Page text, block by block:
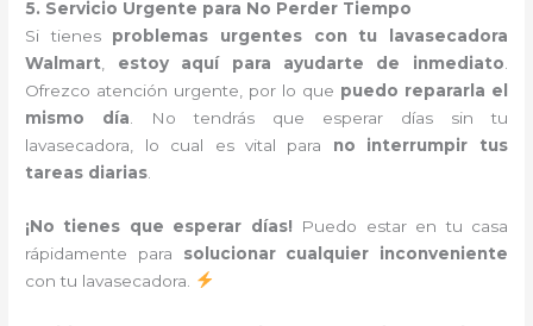
5. Servicio Urgente para No Perder Tiempo
Si tienes problemas urgentes con tu lavasecadora
Walmart
estoy aquí para ayudarte de inmediato
Ofrezco atención urgente, por lo que puedo repararla el
mismo día . No tendrás que esperar días sin tu
lavasecadora, lo cual es vital para no interrumpir tus
tareas diarias
¡No tienes que esperar días! Puedo estar en tu casa
rápidamente para solucionar cualquier inconveniente
con tu lavasecadora.